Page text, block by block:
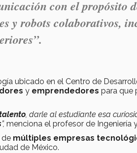
con el propósito
y robots colaborativos,
”.
ubicado en el Centro de
y emprendedores para que
, darle al estudiante esa
”, menciona el profesor de Ingeniería
de múltiples empresas
de México.